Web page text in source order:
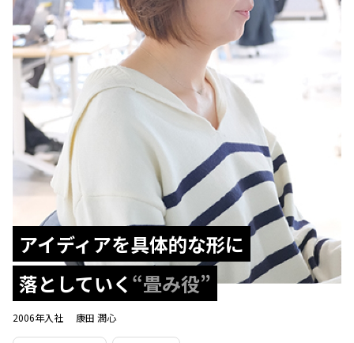
アイディアを具体的な形に
落としていく “畳み役”
2006年入社 康田 潤心